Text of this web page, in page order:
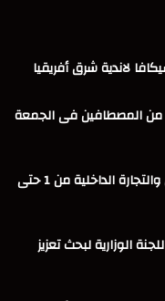
لاندية شرق أفريقيا
من المصطافين فى الجمعة
الموجز الاخباري لأبرز أنشطة وزارة التموين والتجارة الداخلية من 1 حتى
الوزارية لبحث تعزيز